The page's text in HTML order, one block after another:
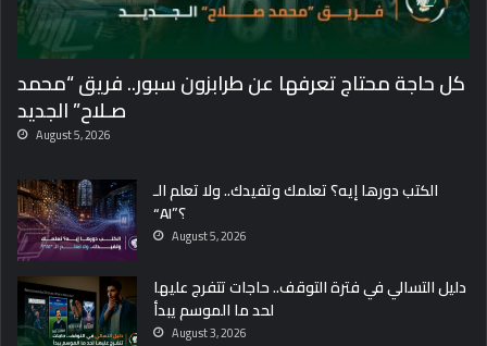
كل حاجة محتاج تعرفها عن طرابزون سبور.. فريق “محمد
صـلاح” الجديد
August 5, 2026
الكتب دورها إيه؟ تعلمك وتفيدك.. ولا تعلم الـ
“AI”؟
August 5, 2026
دليل التسالي في فترة التوقف.. حاجات تتفرج عليها
لحد ما الموسم يبدأ
August 3, 2026